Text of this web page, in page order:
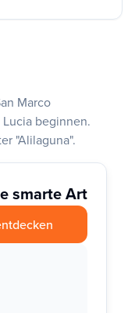
Marco
beginnen.
"Alilaguna".
smarte Art